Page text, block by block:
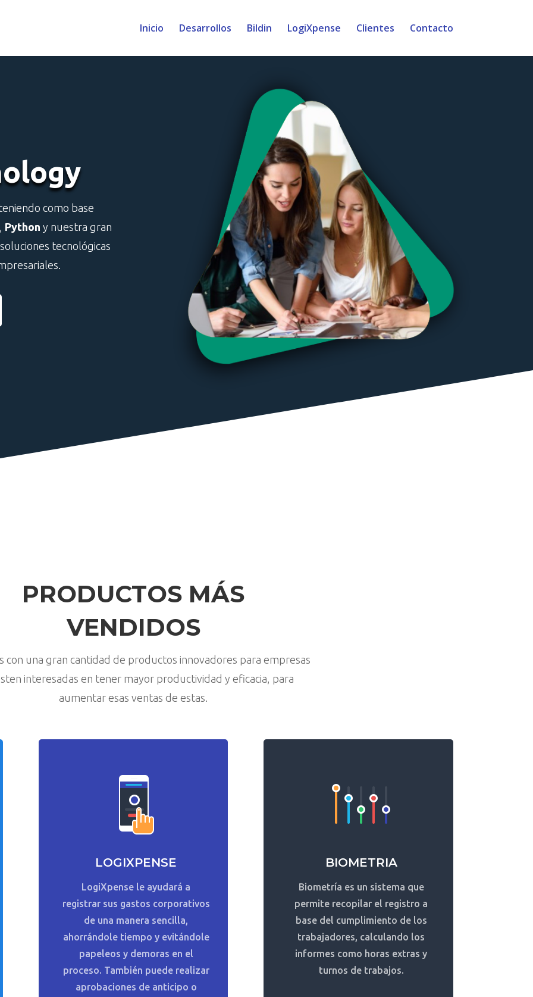
Inicio Desarrollos Bildin LogiXpense Clientes Contacto
como base
Python y nuestra gran
tecnológicas
PRODUCTOS MÁS
VENDIDOS
con una gran cantidad de productos innovadores para empresas
interesadas en tener mayor productividad y eficacia, para
aumentar esas ventas de estas.
LOGIXPENSE
LogiXpense le ayudará a
registrar sus gastos corporativos
de una manera sencilla,
ahorrándole tiempo y evitándole
papeleos y demoras en el
proceso. También puede realizar
aprobaciones de anticipo o
BIOMETRIA
Biometría es un sistema que
permite recopilar el registro a
base del cumplimiento de los
trabajadores, calculando los
informes como horas extras y
turnos de trabajos.